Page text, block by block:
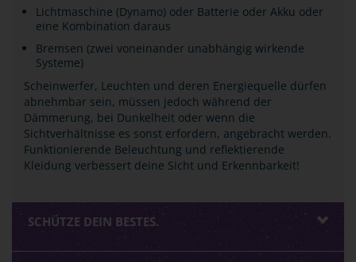
Lichtmaschine (Dynamo) oder Batterie oder Akku oder
eine Kombination daraus
Bremsen (zwei voneinander unabhängig wirkende
Systeme)
Scheinwerfer, Leuchten und deren Energiequelle dürfen
abnehmbar sein, müssen jedoch während der
Dämmerung, bei Dunkelheit oder wenn die
Sichtverhältnisse es sonst erfordern, angebracht werden.
Funktionierende Beleuchtung und reflektierende
Kleidung verbessert deine Sicht und Erkennbarkeit!
SCHÜTZE DEIN BESTES.